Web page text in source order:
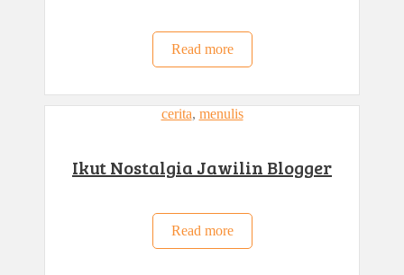
Read more
cerita, menulis
Ikut Nostalgia Jawilin Blogger
Read more